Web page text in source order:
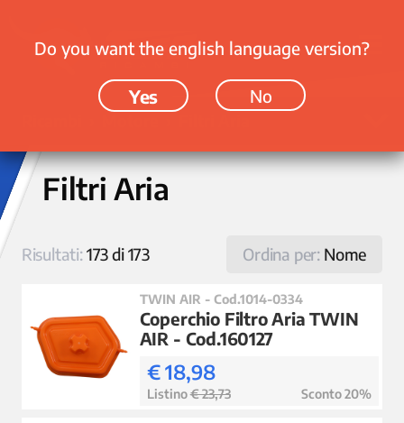
Filtri Aria
Ordina per: Nome
Risultati:173 di 173
TWIN AIR - Cod.1014-0334
Coperchio Filtro Aria TWIN
AIR - Cod.160127
€ 18,98
Listino€ 23,73 Sconto 20%
Do you want the english language version?
Yes No